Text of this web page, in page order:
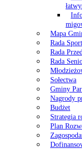
Mapa
Rada
Rada
Rada
Sołectwa
Gminy
Nagrody
Budżet
Strategia
Plan